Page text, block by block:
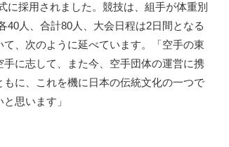
に採用されました。競技は、組手が体重別
人、合計80人、大会日程は2日間となる
、次のように延べています。「空手の東
に志して、また今、空手団体の運営に携
に、これを機に日本の伝統文化の一つで
思います」